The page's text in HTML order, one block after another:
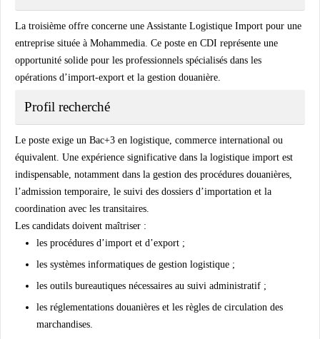
La troisième offre concerne une Assistante Logistique Import pour une
entreprise située à Mohammedia. Ce poste en CDI représente une
opportunité solide pour les professionnels spécialisés dans les
opérations d’import-export et la gestion douanière.
Profil recherché
Le poste exige un Bac+3 en logistique, commerce international ou
équivalent. Une expérience significative dans la logistique import est
indispensable, notamment dans la gestion des procédures douanières,
l’admission temporaire, le suivi des dossiers d’importation et la
coordination avec les transitaires.
Les candidats doivent maîtriser :
les procédures d’import et d’export ;
les systèmes informatiques de gestion logistique ;
les outils bureautiques nécessaires au suivi administratif ;
les réglementations douanières et les règles de circulation des
marchandises.